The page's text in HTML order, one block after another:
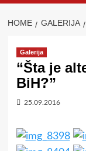
HOME GALERIJA
Galerija
“Šta je
BiH?”
25.09.2016